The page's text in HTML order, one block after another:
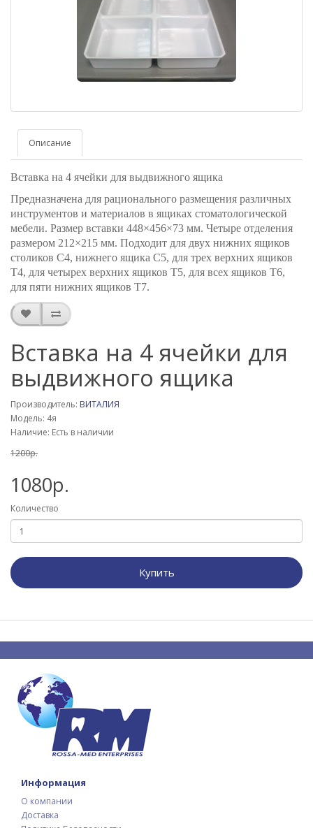
Описание
Вставка на 4 ячейки для выдвижного ящика
Предназначена для рационального размещения различных
инструментов и материалов в ящиках стоматологической
мебели. Размер вставки 448×456×73 мм. Четыре отделения
размером 212×215 мм. Подходит для двух нижних ящиков
столиков С4, нижнего ящика С5, для трех верхних ящиков
Т4, для четырех верхних ящиков Т5, для всех ящиков Т6,
для пяти нижних ящиков Т7.
Вставка на 4 ячейки для
выдвижного ящика
Производитель: ВИТАЛИЯ
Модель: 4я
Наличие: Есть в наличии
1200р.
1080р.
Количество
Купить
Информация
О компании
Доставка